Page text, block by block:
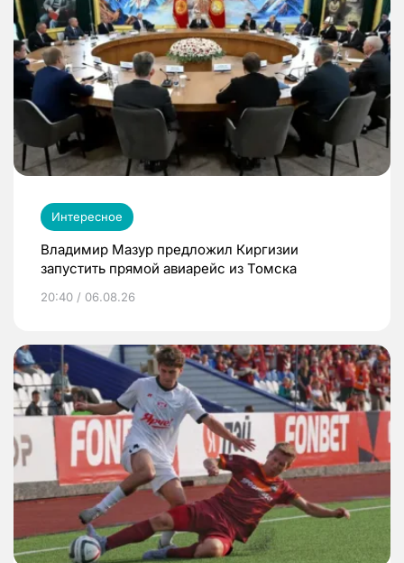
Интересное
Владимир Мазур предложил Киргизии
запустить прямой авиарейс из Томска
20:40 / 06.08.26